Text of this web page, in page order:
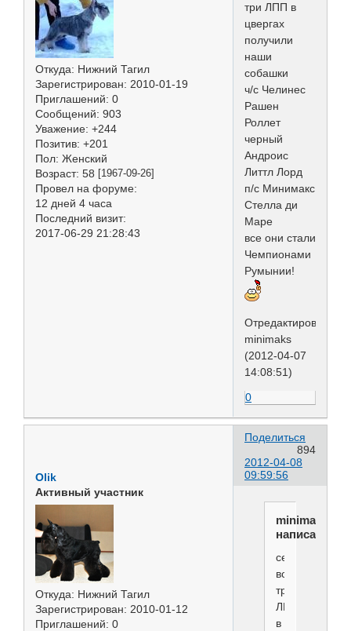
Откуда: Нижний Тагил
Зарегистрирован: 2010-01-19
Приглашений: 0
Сообщений: 903
Уважение: +244
Позитив: +201
Пол: Женский
Возраст: 58 [1967-09-26]
Провел на форуме:
12 дней 4 часа
Последний визит:
2017-06-29 21:28:43
три ЛПП в
цвергах
получили
наши
собашки
ч/с Челинес
Рашен
Роллет
черный
Андроис
Литтл Лорд
п/с Минимакс
Стелла ди
Маре
все они стали
Чемпионами
Румынии!
Отредактировано
minimaks
(2012-04-07
14:08:51)
0
Поделиться
894
2012-04-08
09:59:56
Olik
Активный участник
Откуда: Нижний Тагил
Зарегистрирован: 2010-01-12
Приглашений: 0
minimaks
написал(а):
сегодня
все
три
ЛПП
в